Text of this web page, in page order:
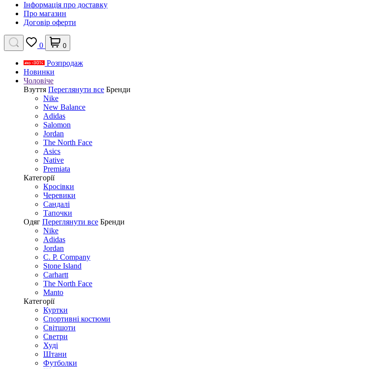
Інформація про доставку
Про магазин
Договір оферти
0 0
Розпродаж
Новинки
Чоловіче
Взуття Переглянути все Бренди
Nike
New Balance
Adidas
Salomon
Jordan
The North Face
Asics
Native
Premiata
Категорії
Кросівки
Черевики
Сандалі
Tапочки
Одяг Переглянути все Бренди
Nike
Adidas
Jordan
C. P. Company
Stone Island
Carhartt
The North Face
Manto
Категорії
Куртки
Спортивні костюми
Світшоти
Светри
Худі
Штани
Футболки